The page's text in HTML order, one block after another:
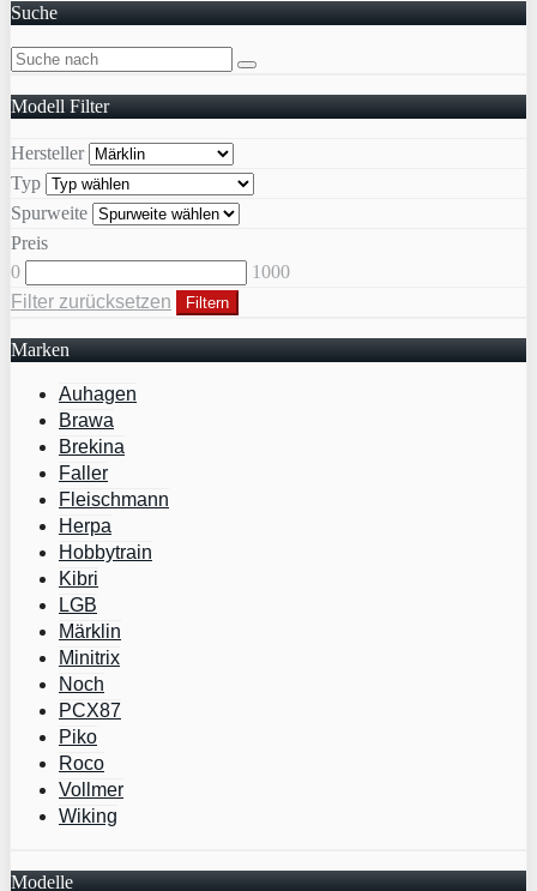
Suche
Modell Filter
Hersteller
Typ
Spurweite
Preis
0
1000
Filter zurücksetzen
Filtern
Marken
Auhagen
Brawa
Brekina
Faller
Fleischmann
Herpa
Hobbytrain
Kibri
LGB
Märklin
Minitrix
Noch
PCX87
Piko
Roco
Vollmer
Wiking
Modelle